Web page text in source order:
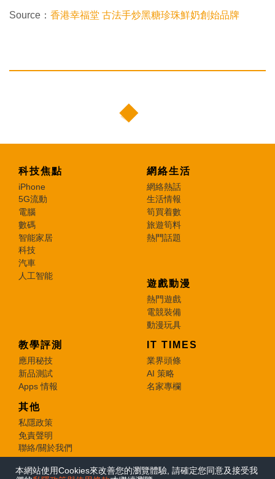
本網站使用Cookies來改善您的瀏覽體驗, 請確定您同意及接受我
Source： 香港幸福堂 古法手炒黑糖珍珠鮮奶創始品牌
科技焦點
iPhone
5G流動
電腦
數碼
智能家居
科技
汽車
人工智能
網絡生活
網絡熱話
生活情報
筍買着數
旅遊筍料
熱門話題
遊戲動漫
熱門遊戲
電競裝備
動漫玩具
教學評測
應用秘技
新品測試
Apps 情報
IT TIMES
業界頭條
AI 策略
名家專欄
其他
私隱政策
免責聲明
聯絡/關於我們
© 2026 e-zone. All Rights Reserved.